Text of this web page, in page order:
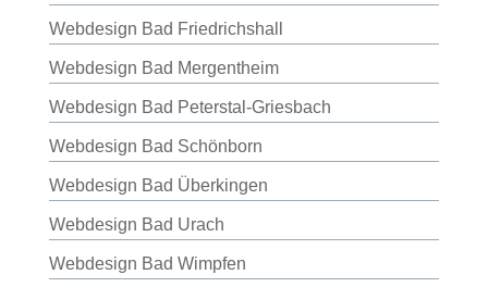
Webdesign Bad Friedrichshall
Webdesign Bad Mergentheim
Webdesign Bad Peterstal-Griesbach
Webdesign Bad Schönborn
Webdesign Bad Überkingen
Webdesign Bad Urach
Webdesign Bad Wimpfen